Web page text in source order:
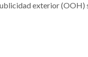
exterior (OOH)